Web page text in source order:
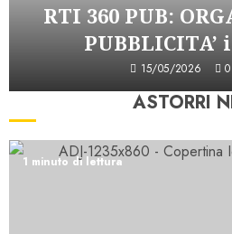
RTI 360 PUB:
PUBBLICITA’
15/05/2026 0
ASTORRI
1 minuto di lettura